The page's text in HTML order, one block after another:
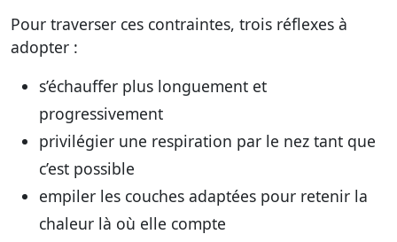
Pour traverser ces contraintes, trois réflexes à
adopter :
s’échauffer plus longuement et
progressivement
privilégier une respiration par le nez tant que
c’est possible
empiler les couches adaptées pour retenir la
chaleur là où elle compte